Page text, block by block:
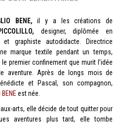
BENE,il y a les créations de
designer, diplômée en
et graphiste autodidacte. Directrice
marque textile pendant un temps,
le premier confinement que murit l’idée
aventure. Après de longs mois de
et Pascal, son compagnon,
BENEest née.
arts, elle décide de tout quitter pour
aventures plus tard, elle tombe